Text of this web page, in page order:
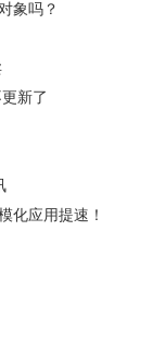
象吗？
新了
化应用提速！